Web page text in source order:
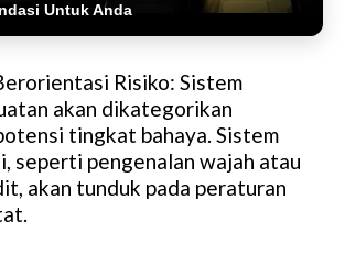
Untuk Anda
Risiko: Sistem
akan dikategorikan
tingkat bahaya. Sistem
seperti pengenalan wajah atau
akan tunduk pada peraturan